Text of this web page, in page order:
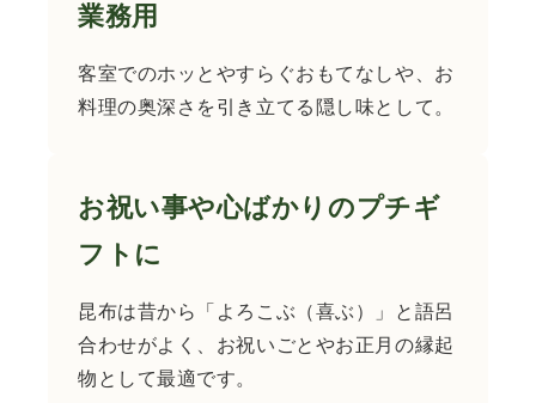
業務用
客室でのホッとやすらぐおもてなしや、お
料理の奥深さを引き立てる隠し味として。
お祝い事や心ばかりのプチギ
フトに
昆布は昔から「よろこぶ（喜ぶ）」と語呂
合わせがよく、お祝いごとやお正月の縁起
物として最適です。